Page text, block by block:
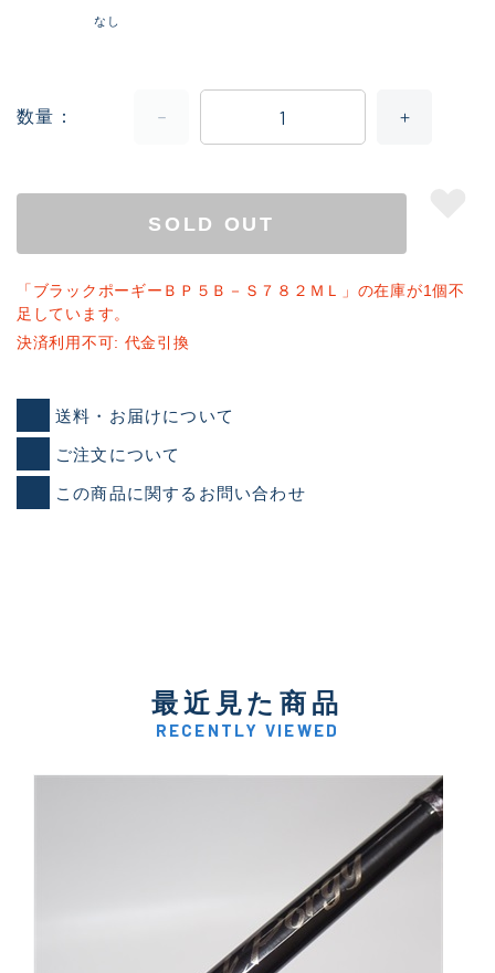
なし
数量
SOLD OUT
「ブラックポーギーＢＰ５Ｂ－Ｓ７８２ＭＬ」の在庫が1個不
足しています。
決済利用不可: 代金引換
送料・お届けについて
ご注文について
この商品に関するお問い合わせ
最近見た商品
RECENTLY VIEWED